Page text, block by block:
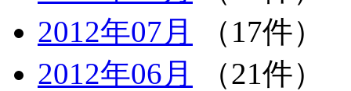
2012年07月
（17件）
2012年06月
（21件）